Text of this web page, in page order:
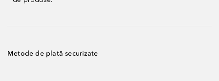
Metode de plată securizate